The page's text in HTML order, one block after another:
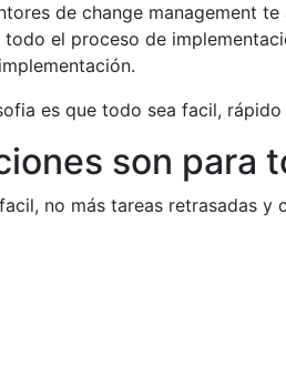
de change management
el proceso de
es que todo sea facil,
son para
no más tareas retrasadas